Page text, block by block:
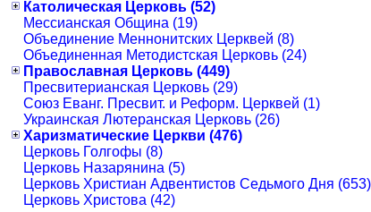
Католическая Церковь (52)
Мессианская Община (19)
Объединение Меннонитских Церквей (8)
Объединенная Методистская Церковь (24)
Православная Церковь (449)
Пресвитерианская Церковь (29)
Союз Еванг. Пресвит. и Реформ. Церквей (1)
Украинская Лютеранская Церковь (26)
Харизматические Церкви (476)
Церковь Голгофы (8)
Церковь Назарянина (5)
Церковь Христиан Адвентистов Седьмого Дня (653)
Церковь Христова (42)